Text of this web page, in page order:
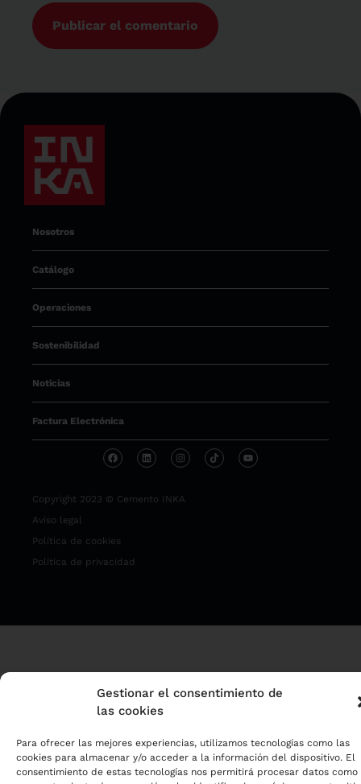
Gestionar el consentimiento de
las cookies
Para ofrecer las mejores experiencias, utilizamos tecnologías como las
cookies para almacenar y/o acceder a la información del dispositivo. El
consentimiento de estas tecnologías nos permitirá procesar datos como
Nosotros
Catálogo
Operaciones
Sostenibilidad
Noticias
Factura Electrónica
Copyright 2023 © Cemento INKA
Aviso legal
Política de cookies
Política de privacidad